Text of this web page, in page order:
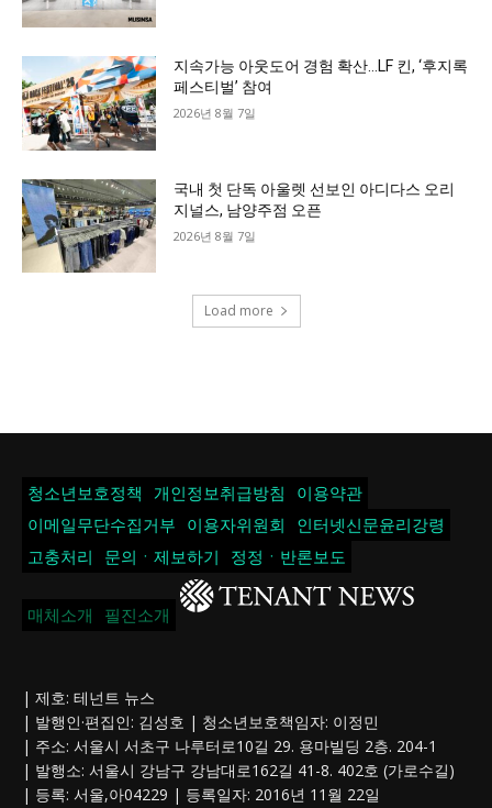
지속가능 아웃도어 경험 확산…LF 킨, ‘후지록
페스티벌’ 참여
2026년 8월 7일
국내 첫 단독 아울렛 선보인 아디다스 오리
지널스, 남양주점 오픈
2026년 8월 7일
Load more
청소년보호정책 개인정보취급방침
이용약관
이메일무단수집거부
이용자위원회
인터넷신문윤리강령
고충처리
문의ㆍ제보하기 정정ㆍ반론보도
매체소개 필진소개
| 제호: 테넌트 뉴스
| 발행인·편집인: 김성호 | 청소년보호책임자: 이정민
| 주소: 서울시 서초구 나루터로10길 29. 용마빌딩 2층. 204-1
| 발행소: 서울시 강남구 강남대로162길 41-8. 402호 (가로수길)
| 등록: 서울,아04229 | 등록일자: 2016년 11월 22일